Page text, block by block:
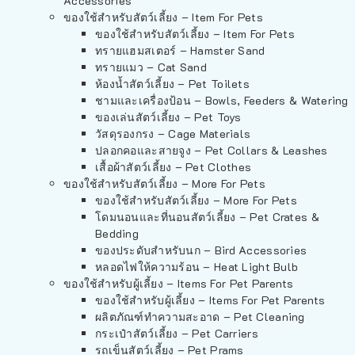
ของใช้สำหรับสัตว์เลี้ยง – Item For Pets
ของใช้สำหรับสัตว์เลี้ยง – Item For Pets
ทรายแฮมสเตอร์ – Hamster Sand
ทรายแมว – Cat Sand
ห้องน้ำสัตว์เลี้ยง – Pet Toilets
ชามและเครื่องป้อน – Bowls, Feeders & Watering
ของเล่นสัตว์เลี้ยง – Pet Toys
วัสดุรองกรง – Cage Materials
ปลอกคอและสายจูง – Pet Collars & Leashes
เสื้อผ้าสัตว์เลี้ยง – Pet Clothes
ของใช้สำหรับสัตว์เลี้ยง – More For Pets
ของใช้สำหรับสัตว์เลี้ยง – More For Pets
โดมนอนและที่นอนสัตว์เลี้ยง – Pet Crates &
Bedding
ของประดับสำหรับนก – Bird Accessories
หลอดไฟให้ความร้อน – Heat Light Bulb
ของใช้สำหรับผู้เลี้ยง – Items For Pet Parents
ของใช้สำหรับผู้เลี้ยง – Items For Pet Parents
ผลิตภัณฑ์ทำความสะอาด – Pet Cleaning
กระเป๋าสัตว์เลี้ยง – Pet Carriers
รถเข็นสัตว์เลี้ยง – Pet Prams